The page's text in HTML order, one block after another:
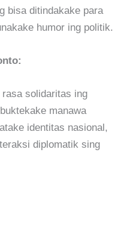
bisa ditindakake para
humor ing politik.
solidaritas ing
manawa
identitas nasional,
diplomatik sing